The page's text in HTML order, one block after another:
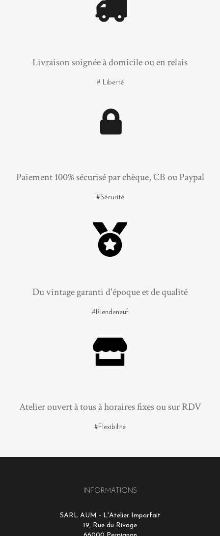
Livraison soignée à domicile ou en relais
# Liberté
Paiement 100% sécurisé par chèque, CB ou Paypal
#Sécurité
Du vintage garanti d'époque et de qualité
#Riendeneuf
Atelier ouvert à tous à horaires fixes ou sur RDV
#Flexibilité
INFORMATIONS
SARL AUM - L'Atelier Imparfait
19, Rue du Rivage